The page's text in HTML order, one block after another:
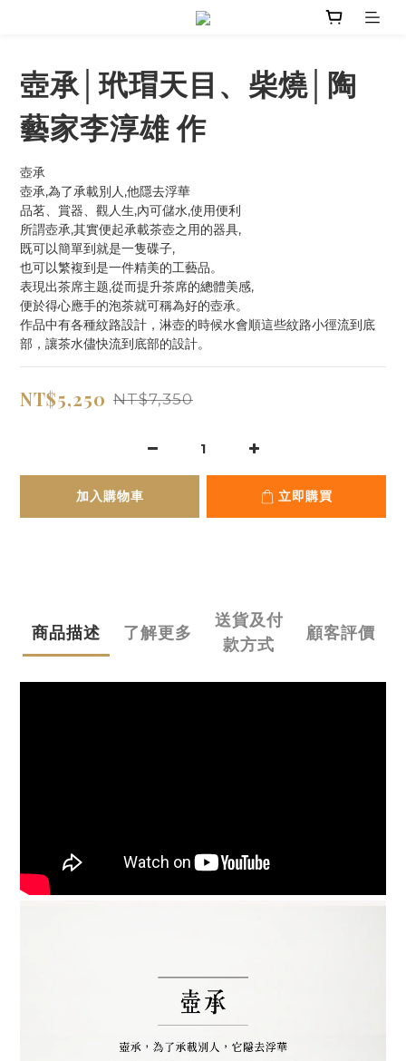
壺承│玳瑁天目、柴燒│陶
藝家李淳雄 作
壺承
壺承,為了承載別人,他隱去浮華
品茗、賞器、觀人生,內可儲水,使用便利
所謂壺承,其實便起承載茶壺之用的器具,
既可以簡單到就是一隻碟子,
也可以繁複到是一件精美的工藝品。
表現出茶席主题,從而提升茶席的總體美感,
便於得心應手的泡茶就可稱為好的壺承。
作品中有各種紋路設計，淋壺的時候水會順這些紋路小徑流到底
部，讓茶水儘快流到底部的設計。
NT$5,250 NT$7,350
加入購物車 立即購買
商品描述 了解更多
送貨及付
款方式
顧客評價